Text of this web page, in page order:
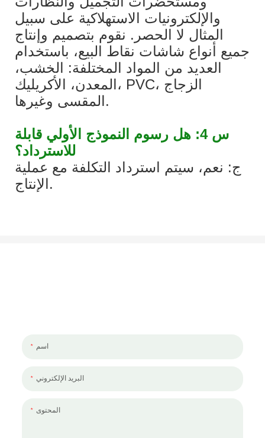
والإلكترونيات الاستهلاكية على سبيل
المثال لا الحصر. نقوم بتصميم وإنتاج
جميع أنواع شاشات نقاط البيع، باستخدام
العديد من المواد المختلفة: الخشب،
المعدن، الأكريليك، PVC، الزجاج
المقسى وغيرها.
س 4: هل رسوم النموذج الأولي قابلة
للاسترداد؟
ج: نعم، سيتم استرداد التكلفة مع عملية
الإنتاج.
اسم
البريد الإلكتروني
المحتوى